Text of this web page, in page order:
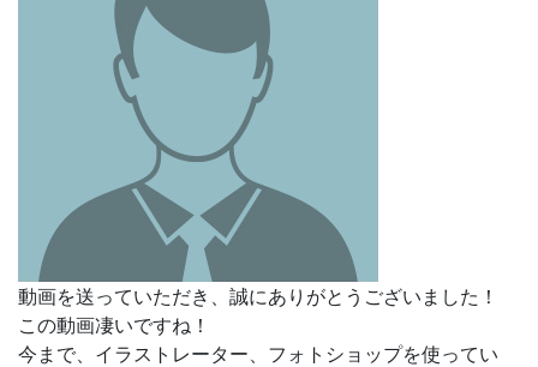
動画を送っていただき、誠にありがとうございました！
この動画凄いですね！
今まで、イラストレーター、フォトショップを使ってい